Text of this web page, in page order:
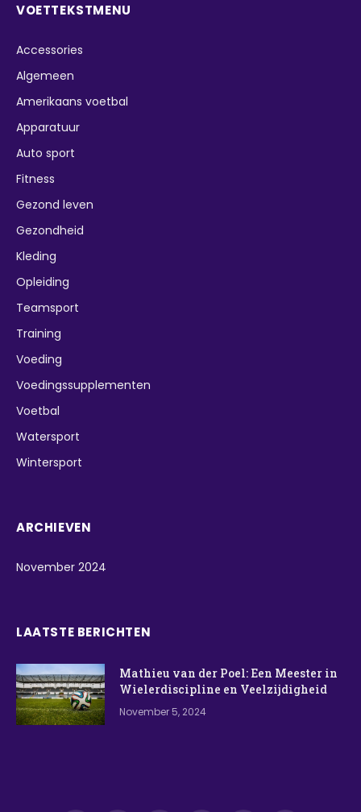
VOETTEKSTMENU
Accessories
Algemeen
Amerikaans voetbal
Apparatuur
Auto sport
Fitness
Gezond leven
Gezondheid
Kleding
Opleiding
Teamsport
Training
Voeding
Voedingssupplementen
Voetbal
Watersport
Wintersport
ARCHIEVEN
November 2024
LAATSTE BERICHTEN
Mathieu van der Poel: Een Meester in
Wielerdiscipline en Veelzijdigheid
November 5, 2024